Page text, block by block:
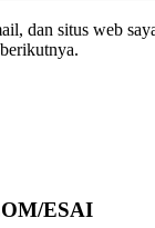
dan situs web
ESAI